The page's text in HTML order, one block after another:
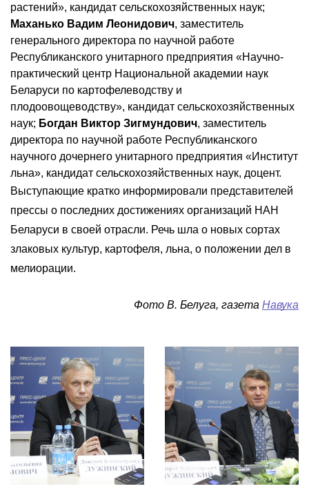
растений», кандидат сельскохозяйственных наук;
Маханько Вадим Леонидович, заместитель
генерального директора по научной работе
Республиканского унитарного предприятия «Научно-
практический центр Национальной академии наук
Беларуси по картофелеводству и
плодоовощеводству», кандидат сельскохозяйственных
наук; Богдан Виктор Зигмундович, заместитель
директора по научной работе Республиканского
научного дочернего унитарного предприятия «Институт
льна», кандидат сельскохозяйственных наук, доцент.
Выступающие кратко информировали представителей
прессы о последних достижениях организаций НАН
Беларуси в своей отрасли. Речь шла о новых сортах
злаковых культур, картофеля, льна, о положении дел в
мелиорации.
Фото В. Белуга, газета Навука